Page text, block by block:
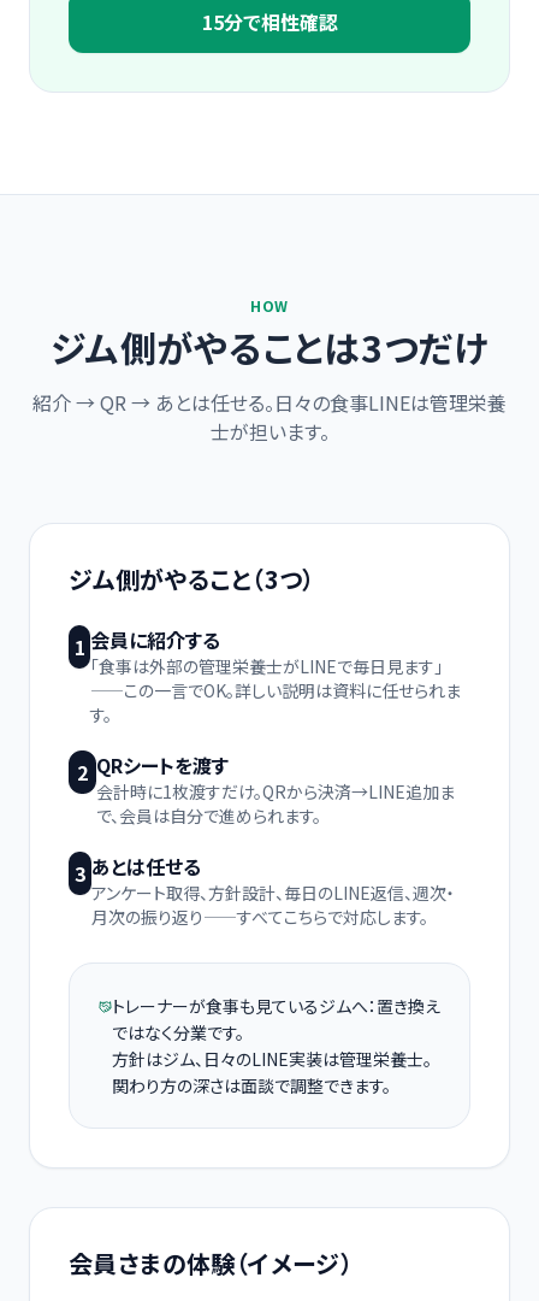
15分で相性確認
HOW
ジム側がやることは3つだけ
紹介 → QR → あとは任せる。日々の食事LINEは管理栄養
士が担います。
ジム側がやること（3つ）
1 会員に紹介する
「食事は外部の管理栄養士がLINEで毎日見ます」
——この一言でOK。詳しい説明は資料に任せられま
す。
2 QRシートを渡す
会計時に1枚渡すだけ。QRから決済→LINE追加ま
で、会員は自分で進められます。
3 あとは任せる
アンケート取得、方針設計、毎日のLINE返信、週次・
月次の振り返り——すべてこちらで対応します。
トレーナーが食事も見ているジムへ：置き換え
ではなく分業です。
方針はジム、日々のLINE実装は管理栄養士。
関わり方の深さは面談で調整できます。
会員さまの体験（イメージ）